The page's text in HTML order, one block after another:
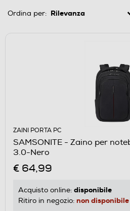
Ordina per:
ZAINI PORTA PC
SAMSONITE - Zaino per
3.0-Nero
€ 64,99
Acquisto online: disponibile
Ritiro in negozio: non disponibile